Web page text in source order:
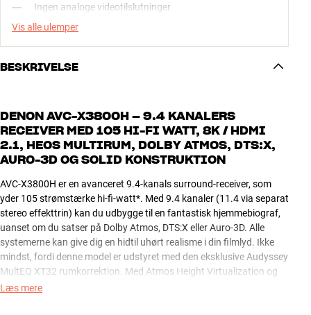
Ingen analoge videotilslutninger
Vis alle ulemper
BESKRIVELSE
DENON AVC-X3800H – 9.4 KANALERS
RECEIVER MED 105 HI-FI WATT, 8K / HDMI
2.1, HEOS MULTIRUM, DOLBY ATMOS, DTS:X,
AURO-3D OG SOLID KONSTRUKTION
AVC-X3800H er en avanceret 9.4-kanals surround-receiver, som
yder 105 strømstærke hi-fi-watt*. Med 9.4 kanaler (11.4 via separat
stereo effekttrin) kan du udbygge til en fantastisk hjemmebiograf,
uanset om du satser på Dolby Atmos, DTS:X eller Auro-3D. Alle
systemerne kan give dig en hidtil uhørt realisme i din filmlyd. Ikke
mindst, fordi denne model er udstyret med den eksklusive Audyssey
MultEQ XT32 rumkorrektion. Med Atmos Height Virtualization og
DTS Virtual:X oveni kan du endda få højdefornemmelse i lyden,
Læs mere